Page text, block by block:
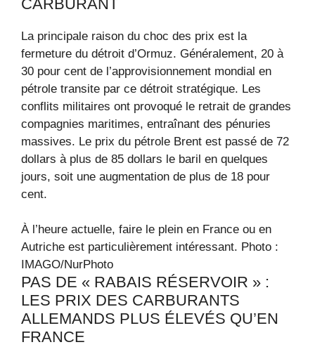
CARBURANT
La principale raison du choc des prix est la
fermeture du détroit d’Ormuz. Généralement, 20 à
30 pour cent de l’approvisionnement mondial en
pétrole transite par ce détroit stratégique. Les
conflits militaires ont provoqué le retrait de grandes
compagnies maritimes, entraînant des pénuries
massives. Le prix du pétrole Brent est passé de 72
dollars à plus de 85 dollars le baril en quelques
jours, soit une augmentation de plus de 18 pour
cent.
À l’heure actuelle, faire le plein en France ou en
Autriche est particulièrement intéressant. Photo :
IMAGO/NurPhoto
PAS DE « RABAIS RÉSERVOIR » :
LES PRIX DES CARBURANTS
ALLEMANDS PLUS ÉLEVÉS QU’EN
FRANCE